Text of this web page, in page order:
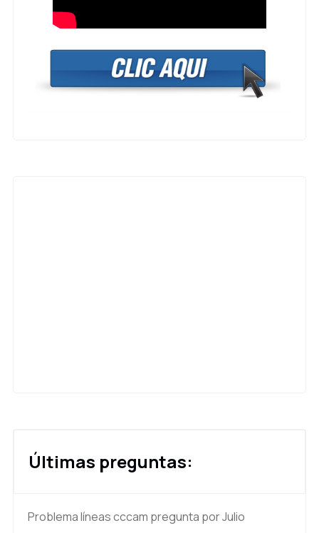
Últimas preguntas:
Problema líneas cccam pregunta por Julio